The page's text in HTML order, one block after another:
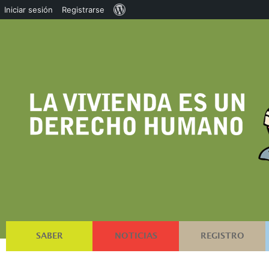
SABER NOTICIAS REGISTRO
Iniciar sesión Registrarse